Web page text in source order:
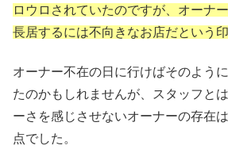
ロウロされていたのですが、オーナ
長居するには不向きなお店だという
オーナー不在の日に行けばそのよう
たのかもしれませんが、スタッフと
ーさを感じさせないオーナーの存在
点でした。